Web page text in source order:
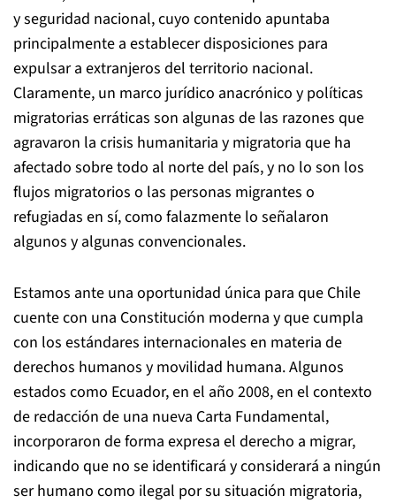
y seguridad nacional, cuyo contenido apuntaba
principalmente a establecer disposiciones para
expulsar a extranjeros del territorio nacional.
Claramente, un marco jurídico anacrónico y políticas
migratorias erráticas son algunas de las razones que
agravaron la crisis humanitaria y migratoria que ha
afectado sobre todo al norte del país, y no lo son los
flujos migratorios o las personas migrantes o
refugiadas en sí, como falazmente lo señalaron
algunos y algunas convencionales.
Estamos ante una oportunidad única para que Chile
cuente con una Constitución moderna y que cumpla
con los estándares internacionales en materia de
derechos humanos y movilidad humana. Algunos
estados como Ecuador, en el año 2008, en el contexto
de redacción de una nueva Carta Fundamental,
incorporaron de forma expresa el derecho a migrar,
indicando que no se identificará y considerará a ningún
ser humano como ilegal por su situación migratoria,